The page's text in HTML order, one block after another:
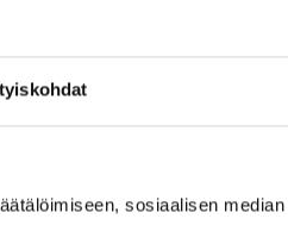
sosiaalisen